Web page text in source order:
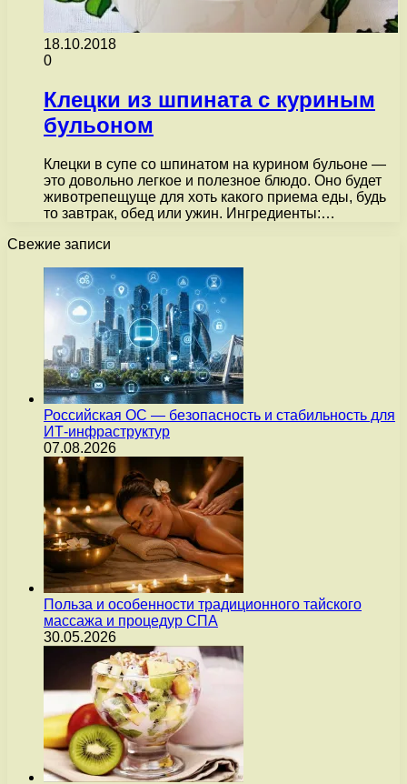
18.10.2018
0
Клецки из шпината с куриным
бульоном
Клецки в супе со шпинатом на курином бульоне —
это довольно легкое и полезное блюдо. Оно будет
животрепещуще для хоть какого приема еды, будь
то завтрак, обед или ужин. Ингредиенты:…
Свежие записи
Российская ОС — безопасность и стабильность для
ИТ-инфраструктур
07.08.2026
Польза и особенности традиционного тайского
массажа и процедур СПА
30.05.2026